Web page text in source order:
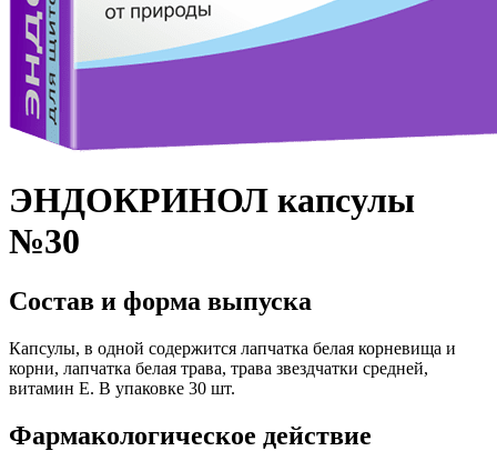
ЭНДОКРИНОЛ капсулы
№30
Состав и форма выпуска
Капсулы, в одной содержится лапчатка белая корневища и
корни, лапчатка белая трава, трава звездчатки средней,
витамин Е. В упаковке 30 шт.
Фармакологическое действие